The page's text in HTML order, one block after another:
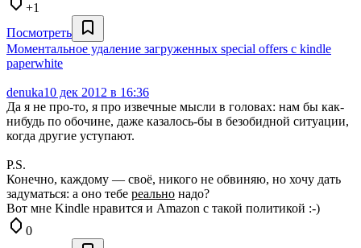
+1
Посмотреть
Моментальное удаление загруженных special offers с kindle
paperwhite
denuka10 дек 2012 в 16:36
Да я не про-то, я про извечные мысли в головах: нам бы как-
нибудь по обочине, даже казалось-бы в безобидной ситуации,
когда другие уступают.
P.S.
Конечно, каждому — своё, никого не обвиняю, но хочу дать
задуматься: а оно тебе реально надо?
Вот мне Kindle нравится и Amazon с такой политикой :-)
0